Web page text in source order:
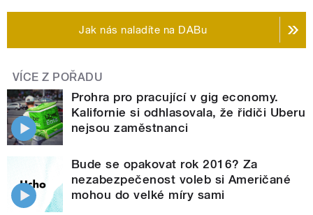
Jak nás naladíte na DABu
VÍCE Z POŘADU
Prohra pro pracující v gig economy.
Kalifornie si odhlasovala, že řidiči Uberu
nejsou zaměstnanci
Bude se opakovat rok 2016? Za
nezabezpečenost voleb si Američané
mohou do velké míry sami